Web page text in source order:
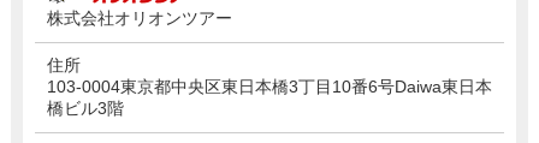
株式会社オリオンツアー
住所
103-0004東京都中央区東日本橋3丁目10番6号Daiwa東日本
橋ビル3階